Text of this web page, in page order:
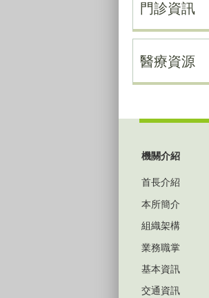
門診資訊
醫療資源
機關介紹
首長介紹
本所簡介
組織架構
業務職掌
基本資訊
交通資訊